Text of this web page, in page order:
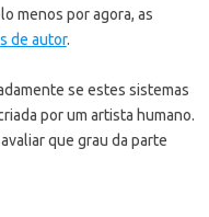
menos por agora, as
de autor.
se estes sistemas
por um artista humano.
que grau da parte